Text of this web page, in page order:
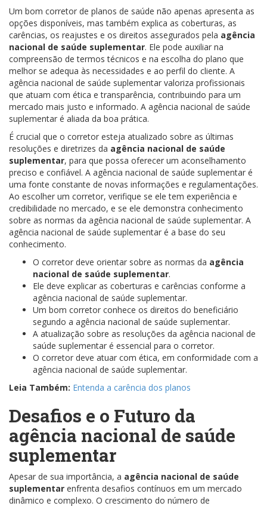
Um bom corretor de planos de saúde não apenas apresenta as
opções disponíveis, mas também explica as coberturas, as
carências, os reajustes e os direitos assegurados pela agência
nacional de saúde suplementar. Ele pode auxiliar na
compreensão de termos técnicos e na escolha do plano que
melhor se adequa às necessidades e ao perfil do cliente. A
agência nacional de saúde suplementar valoriza profissionais
que atuam com ética e transparência, contribuindo para um
mercado mais justo e informado. A agência nacional de saúde
suplementar é aliada da boa prática.
É crucial que o corretor esteja atualizado sobre as últimas
resoluções e diretrizes da agência nacional de saúde
suplementar, para que possa oferecer um aconselhamento
preciso e confiável. A agência nacional de saúde suplementar é
uma fonte constante de novas informações e regulamentações.
Ao escolher um corretor, verifique se ele tem experiência e
credibilidade no mercado, e se ele demonstra conhecimento
sobre as normas da agência nacional de saúde suplementar. A
agência nacional de saúde suplementar é a base do seu
conhecimento.
O corretor deve orientar sobre as normas da agência
nacional de saúde suplementar.
Ele deve explicar as coberturas e carências conforme a
agência nacional de saúde suplementar.
Um bom corretor conhece os direitos do beneficiário
segundo a agência nacional de saúde suplementar.
A atualização sobre as resoluções da agência nacional de
saúde suplementar é essencial para o corretor.
O corretor deve atuar com ética, em conformidade com a
agência nacional de saúde suplementar.
Leia Também: Entenda a carência dos planos
Desafios e o Futuro da
agência nacional de saúde
suplementar
Apesar de sua importância, a agência nacional de saúde
suplementar enfrenta desafios contínuos em um mercado
dinâmico e complexo. O crescimento do número de